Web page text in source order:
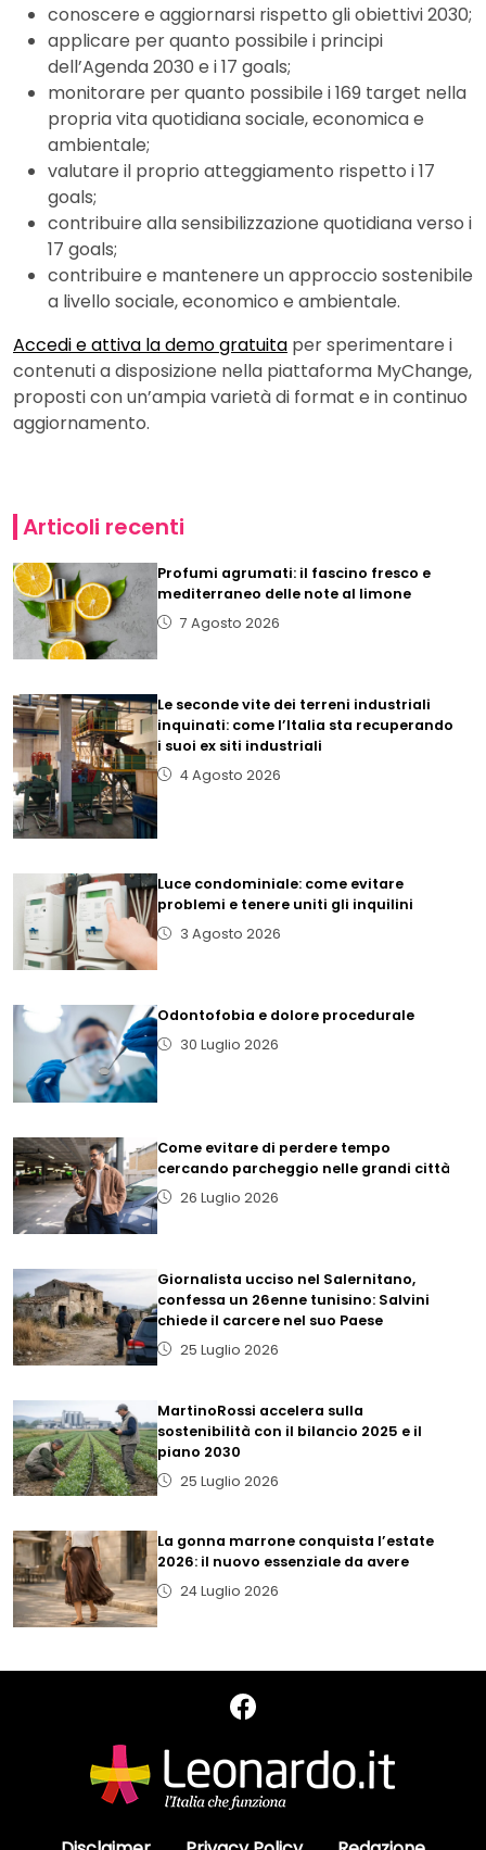
conoscere e aggiornarsi rispetto gli obiettivi 2030;
applicare per quanto possibile i principi
dell’Agenda 2030 e i 17 goals;
monitorare per quanto possibile i 169 target nella
propria vita quotidiana sociale, economica e
ambientale;
valutare il proprio atteggiamento rispetto i 17
goals;
contribuire alla sensibilizzazione quotidiana verso i
17 goals;
contribuire e mantenere un approccio sostenibile
a livello sociale, economico e ambientale.
Accedi e attiva la demo gratuita per sperimentare i
contenuti a disposizione nella piattaforma MyChange,
proposti con un’ampia varietà di format e in continuo
aggiornamento.
Articoli recenti
Profumi agrumati: il fascino fresco e
mediterraneo delle note al limone
7 Agosto 2026
Le seconde vite dei terreni industriali
inquinati: come l’Italia sta recuperando
i suoi ex siti industriali
4 Agosto 2026
Luce condominiale: come evitare
problemi e tenere uniti gli inquilini
3 Agosto 2026
Odontofobia e dolore procedurale
30 Luglio 2026
Come evitare di perdere tempo
cercando parcheggio nelle grandi città
26 Luglio 2026
Giornalista ucciso nel Salernitano,
confessa un 26enne tunisino: Salvini
chiede il carcere nel suo Paese
25 Luglio 2026
MartinoRossi accelera sulla
sostenibilità con il bilancio 2025 e il
piano 2030
25 Luglio 2026
La gonna marrone conquista l’estate
2026: il nuovo essenziale da avere
24 Luglio 2026